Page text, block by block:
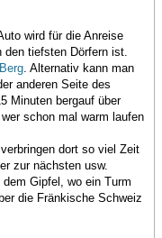
wird für die Anreise
den tiefsten Dörfern ist.
. Alternativ kann man
anderen Seite des
Minuten bergauf über
schon mal warm laufen
dort so viel Zeit
zur nächsten usw.
Gipfel, wo ein Turm
die Fränkische Schweiz